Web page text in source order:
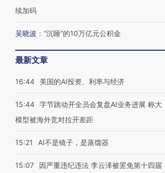
续加码
吴晓波 ： “沉睡”的10万亿元公积金
最新文章
16:44 美国的AI投资、利率与经济
15:44 字节跳动开全员会复盘AI业务进展 称大
模型被海外竞对拉开差距
15:21 AI不是镜子，是蒸馏器
15:07
因严重违纪违法 李云泽被罢免第十四届